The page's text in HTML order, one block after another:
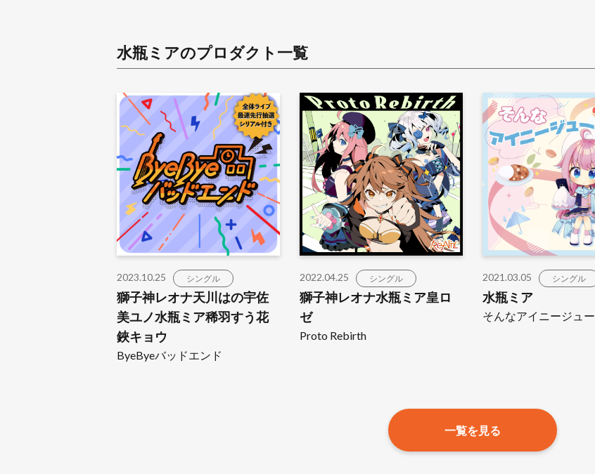
水瓶ミアのプロダクト一覧
2023.10.25 シングル
獅子神レオナ天川はの宇佐
美ユノ水瓶ミア稀羽すう花
鋏キョウ
ByeByeバッドエンド
2022.04.25 シングル
獅子神レオナ水瓶ミア皇ロ
ゼ
Proto Rebirth
2021.03.05 シングル
水瓶ミア
そんなアイニージュー
一覧を見る